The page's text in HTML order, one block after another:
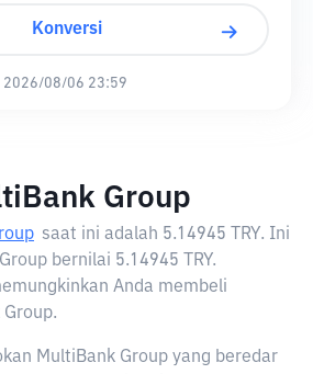
Konversi
2026/08/06 23:59
Group
saat ini adalah 5.14945 TRY. Ini
bernilai 5.14945 TRY.
Anda membeli
MultiBank Group yang beredar